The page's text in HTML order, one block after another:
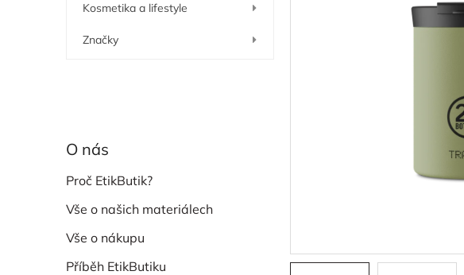
Kosmetika a lifestyle
Značky
O nás
Proč EtikButik?
Vše o našich materiálech
Vše o nákupu
Příběh EtikButiku